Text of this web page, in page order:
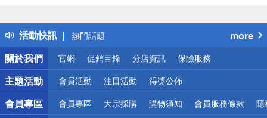
活動快訊
得獎公告
熱門話題
銀行優惠
偏遠地區配送
詐騙網頁！請小心！
more
關於我們
官網 促銷目錄 分店資訊 保險服務
主題活動 會員活動 注目活動 得獎公佈
會員專區 會員專區 大宗採購 購物須知 會員服務條款 隱